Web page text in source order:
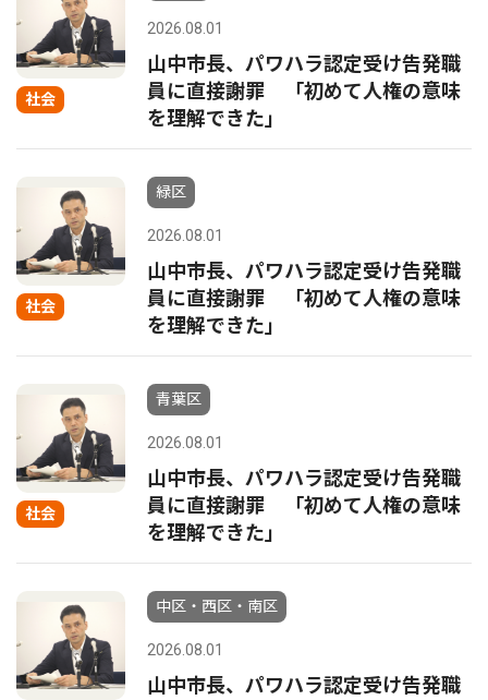
社会
2026.08.01
山中市長、パワハラ認定受け告発職
員に直接謝罪 「初めて人権の意味
を理解できた」
社会
緑区
2026.08.01
山中市長、パワハラ認定受け告発職
員に直接謝罪 「初めて人権の意味
を理解できた」
社会
青葉区
2026.08.01
山中市長、パワハラ認定受け告発職
員に直接謝罪 「初めて人権の意味
を理解できた」
中区・西区・南区
2026.08.01
山中市長、パワハラ認定受け告発職